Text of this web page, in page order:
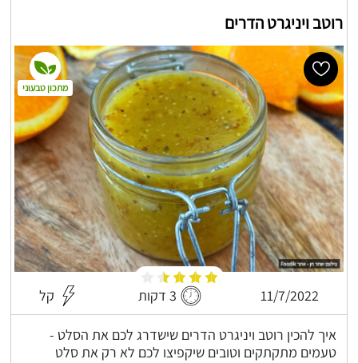
רוטב ויניגרט הדרים
11/7/2022 3 דקות קל
איך להכין רוטב ויניגרט הדרים שישדרג לכם את הסלט -
טעמים מתקתקים וטובים שיקפיצו לכם לא רק את סלט
מתכון טבעוני